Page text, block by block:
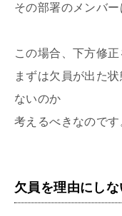
その部署のメンバー
この場合、下方修
まずは欠員が出た
ないのか
考えるべきなのです
欠員を理由にしな